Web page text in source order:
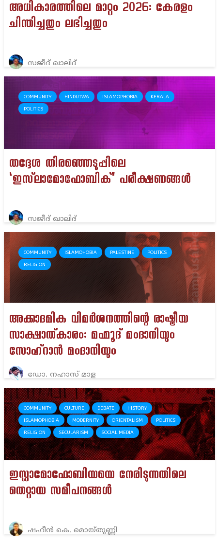
അധികാരത്തിലെ മാറ്റം 2026: കേരളം
ചിന്തിച്ചതും ലഭിച്ചതും
സജീദ് ഖാലിദ്
COMMUNITY HINDUTWA ISLAMOPHOBIA KERALA
POLITICS
തദ്ദേശ തിരഞ്ഞെടുപ്പിലെ
‘ഇസ്‌ലാമോഫോബിക്’ പരീക്ഷണങ്ങൾ
സജീദ് ഖാലിദ്
COMMUNITY ISLAMOHOBIA PALESTINE POLITICS
RELIGION
അക്കാദമിക വിമർശനത്തിന്റെ രാഷ്ട്രീയ
സാക്ഷാത്കാരം: മഹ്മൂദ് മംദാനിയും
സോഹ്‌റാൻ മംദാനിയും
ഡോ. നഹാസ്‌ മാള
COMMUNITY CULTURE DEBATE HISTORY
ISLAMOPHOBIA MODERNITY ORIENTALISM POLITICS
RELIGION SECULARISM SOCIAL MEDIA
ഇസ്ലാമോഫോബിയയെ നേരിടുന്നതിലെ
തെറ്റായ സമീപനങ്ങൾ
ഷഹീൻ കെ. മൊയ്തുണ്ണി